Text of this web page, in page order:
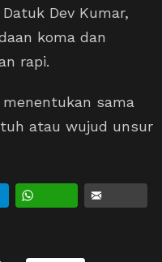
Dev Kumar,
koma dan
rapi.
sama
atau wujud unsur